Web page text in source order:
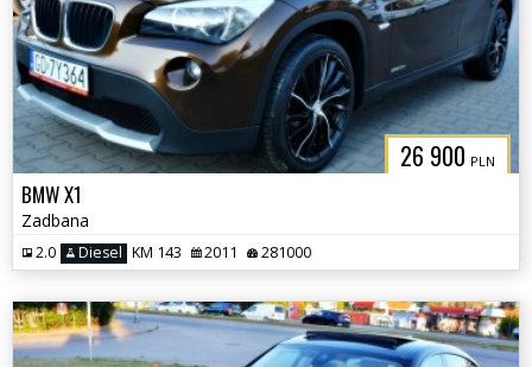
26 900 PLN
BMW X1
Zadbana
2.0 Diesel KM 143 2011 281000